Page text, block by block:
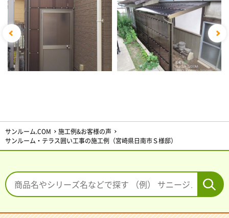
サンルーム.COM
施工例&お客様の声
サンルーム・テラス囲い工事の施工例（宮崎県日南市Ｓ様邸）